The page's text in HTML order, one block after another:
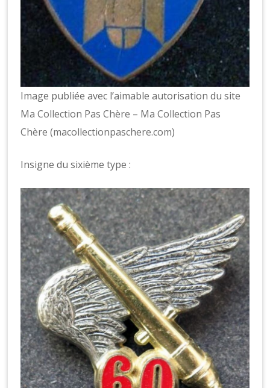
Image publiée avec l’aimable autorisation du site
Ma Collection Pas Chère – Ma Collection Pas
Chère (macollectionpaschere.com)
Insigne du sixième type :